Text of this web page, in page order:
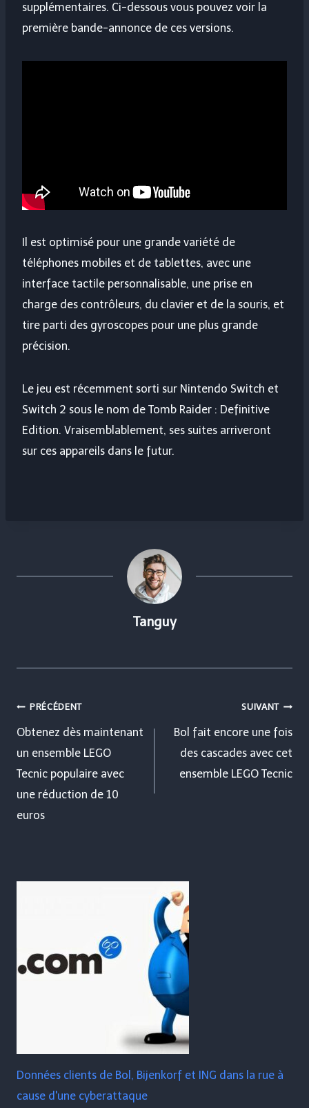
supplémentaires. Ci-dessous vous pouvez voir la
première bande-annonce de ces versions.
Il est optimisé pour une grande variété de
téléphones mobiles et de tablettes, avec une
interface tactile personnalisable, une prise en
charge des contrôleurs, du clavier et de la souris, et
tire parti des gyroscopes pour une plus grande
précision.
Le jeu est récemment sorti sur Nintendo Switch et
Switch 2 sous le nom de Tomb Raider : Definitive
Edition. Vraisemblablement, ses suites arriveront
sur ces appareils dans le futur.
Tanguy
Navigation
de
l’article
PRÉCÉDENT
Obtenez dès maintenant
un ensemble LEGO
Tecnic populaire avec
une réduction de 10
euros
SUIVANT
Bol fait encore une fois
des cascades avec cet
ensemble LEGO Tecnic
Données clients de Bol, Bijenkorf et ING dans la rue à
cause d'une cyberattaque